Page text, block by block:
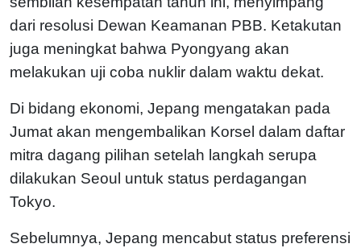
dari resolusi Dewan Keamanan PBB. Ketakutan
juga meningkat bahwa Pyongyang akan
melakukan uji coba nuklir dalam waktu dekat.
Di bidang ekonomi, Jepang mengatakan pada
Jumat akan mengembalikan Korsel dalam daftar
mitra dagang pilihan setelah langkah serupa
dilakukan Seoul untuk status perdagangan
Tokyo.
Sebelumnya, Jepang mencabut status preferensi